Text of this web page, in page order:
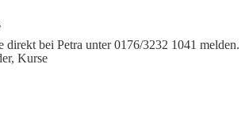
direkt bei Petra unter 0176/3232 1041 melden.
, Kurse